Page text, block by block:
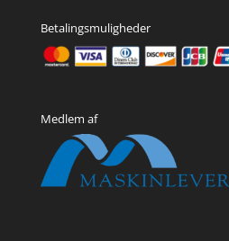
Betalingsmuligheder
Medlem af